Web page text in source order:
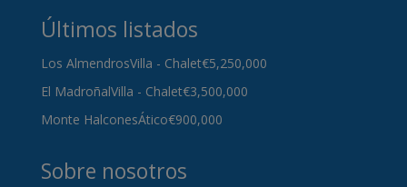
Últimos listados
Los AlmendrosVilla - Chalet€5,250,000
El MadroñalVilla - Chalet€3,500,000
Monte HalconesÁtico€900,000
Sobre nosotros